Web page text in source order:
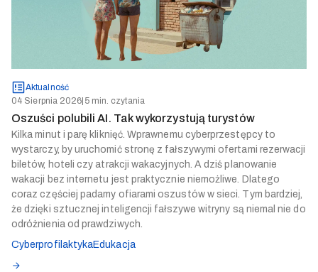
Aktualność
04 Sierpnia 2026 5 min. czytania
Oszuści polubili AI. Tak wykorzystują turystów
Kilka minut i parę kliknięć. Wprawnemu cyberprzestępcy to
wystarczy, by uruchomić stronę z fałszywymi ofertami rezerwacji
biletów, hoteli czy atrakcji wakacyjnych. A dziś planowanie
wakacji bez internetu jest praktycznie niemożliwe. Dlatego
coraz częściej padamy ofiarami oszustów w sieci. Tym bardziej,
że dzięki sztucznej inteligencji fałszywe witryny są niemal nie do
odróżnienia od prawdziwych.
CyberprofilaktykaEdukacja